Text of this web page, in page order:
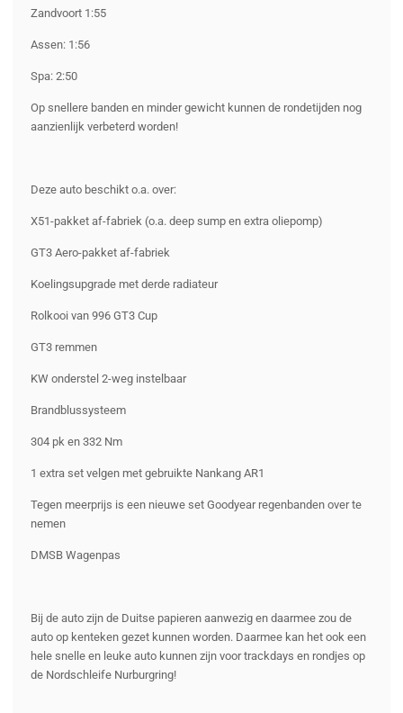
Zandvoort 1:55
Assen: 1:56
Spa: 2:50
Op snellere banden en minder gewicht kunnen de rondetijden nog
aanzienlijk verbeterd worden!
Deze auto beschikt o.a. over:
X51-pakket af-fabriek (o.a. deep sump en extra oliepomp)
GT3 Aero-pakket af-fabriek
Koelingsupgrade met derde radiateur
Rolkooi van 996 GT3 Cup
GT3 remmen
KW onderstel 2-weg instelbaar
Brandblussysteem
304 pk en 332 Nm
1 extra set velgen met gebruikte Nankang AR1
Tegen meerprijs is een nieuwe set Goodyear regenbanden over te
nemen
DMSB Wagenpas
Bij de auto zijn de Duitse papieren aanwezig en daarmee zou de
auto op kenteken gezet kunnen worden. Daarmee kan het ook een
hele snelle en leuke auto kunnen zijn voor trackdays en rondjes op
de Nordschleife Nurburgring!